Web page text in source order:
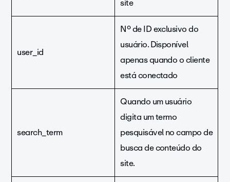
site
user_id
Nº de ID exclusivo do
usuário. Disponível
apenas quando o cliente
está conectado
search_term
Quando um usuário
digita um termo
pesquisável no campo de
busca de conteúdo do
site.